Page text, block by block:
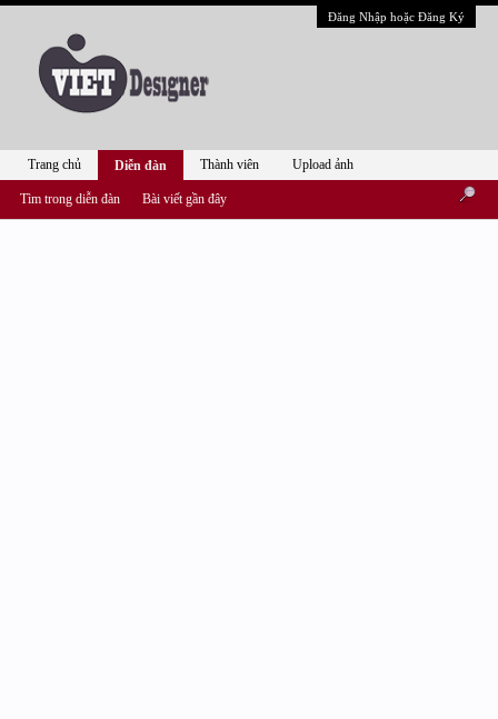
Đăng Nhập hoặc Đăng Ký
Trang chủ Diễn đàn
Tìm trong diễn đàn Bài viết gần đây
Thành viên Upload ảnh